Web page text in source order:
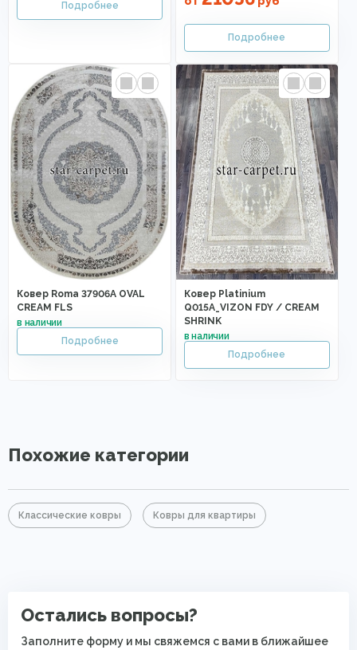
Ковер Roma 37906A OVAL
CREAM FLS
Ковер Platinium
Q015A_VIZON FDY / CREAM
SHRINK
Похожие категории
Классические ковры Ковры для квартиры
Остались вопросы?
Заполните форму и мы свяжемся с вами в ближайшее